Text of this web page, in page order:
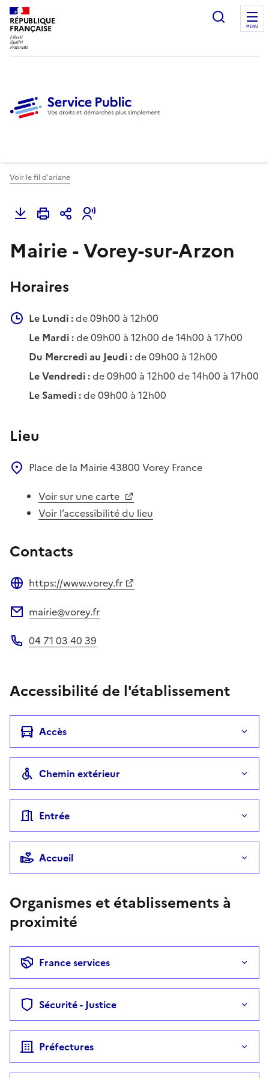
RÉPUBLIQUE
FRANÇAISE
Ouvrir
MENU
Voir le fil d'ariane
Mairie - Vorey-sur-Arzon
Horaires
Le Lundi :de 09h00 à 12h00
Le Mardi :de 09h00 à 12h00 de 14h00 à 17h00
Du Mercredi au Jeudi :de 09h00 à 12h00
Le Vendredi :de 09h00 à 12h00 de 14h00 à 17h00
Le Samedi :de 09h00 à 12h00
Lieu
Place de la Mairie43800 Vorey France
Voir sur une carte
Voir l’accessibilité du lieu
Contacts
https://www.vorey.fr
mairie@vorey.fr
04 71 03 40 39
Accessibilité de l'établissement
Accès
Chemin extérieur
Entrée
Accueil
Organismes et établissements à
proximité
France services
Sécurité - Justice
Préfectures